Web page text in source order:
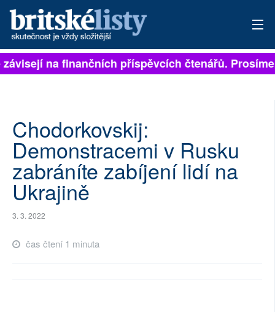
PŘIHLÁSIT
ARCHIV
ROZHOVORY
TÉMATA
NEJČTENĚJŠÍ ZA 7 DNÍ
na finančních příspěvcích čtenářů.
Chodorkovskij:
Demonstracemi v Rusku
zabráníte zabíjení lidí na
Ukrajině
3. 3. 2022
čas čtení 1 minuta